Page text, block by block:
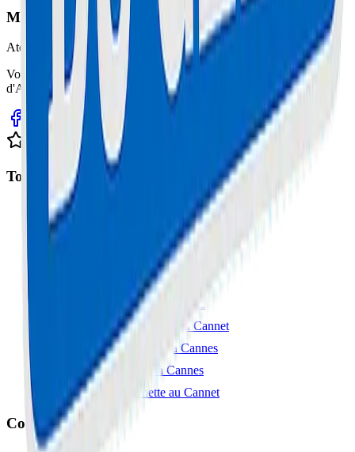
Maison Du Geek
Atelier Certifié
Votre expert en réparation informatique et électronique sur la Côte
d'Azur. Service rapide, fiable et garanti.
Avis clients sur Google
Top Interventions
Réparation Trottinette à Cannes
Réparation iPhone à Cannes
Réparation Samsung à Cannes
Réparation MacBook à Cannes
Réparation Console à Cannes
Réparation Smartphone au Cannet
Réparation Ordinateur à Cannes
Réparation Tablette à Cannes
Réparation Trottinette au Cannet
Contact